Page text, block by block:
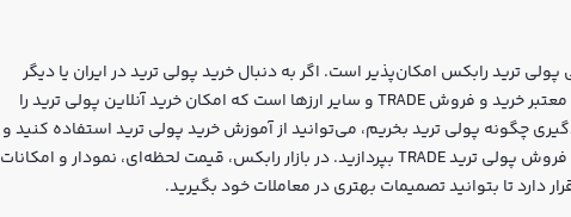
ترید رابکس امکان‌پذیر است. اگر به دنبال خرید پولی ترید در ایران یا دیگر
ارزهای دیجیتال هستید، رابکس سایت معتبر خرید و فروش TRADE و سایر ارزها است که امکان خرید آنلاین پولی ترید را
چگونه پولی ترید بخریم، می‌توانید از آموزش خرید پولی ترید استفاده کنید و
پس از ثبت‌نام و احراز هویت، به خرید و فروش پولی ترید TRADE بپردازید. در بازار رابکس، قیمت لحظه‌ای، نمودار و امکانات
دارد تا بتوانید تصمیمات بهتری در معاملات خود بگیرید.